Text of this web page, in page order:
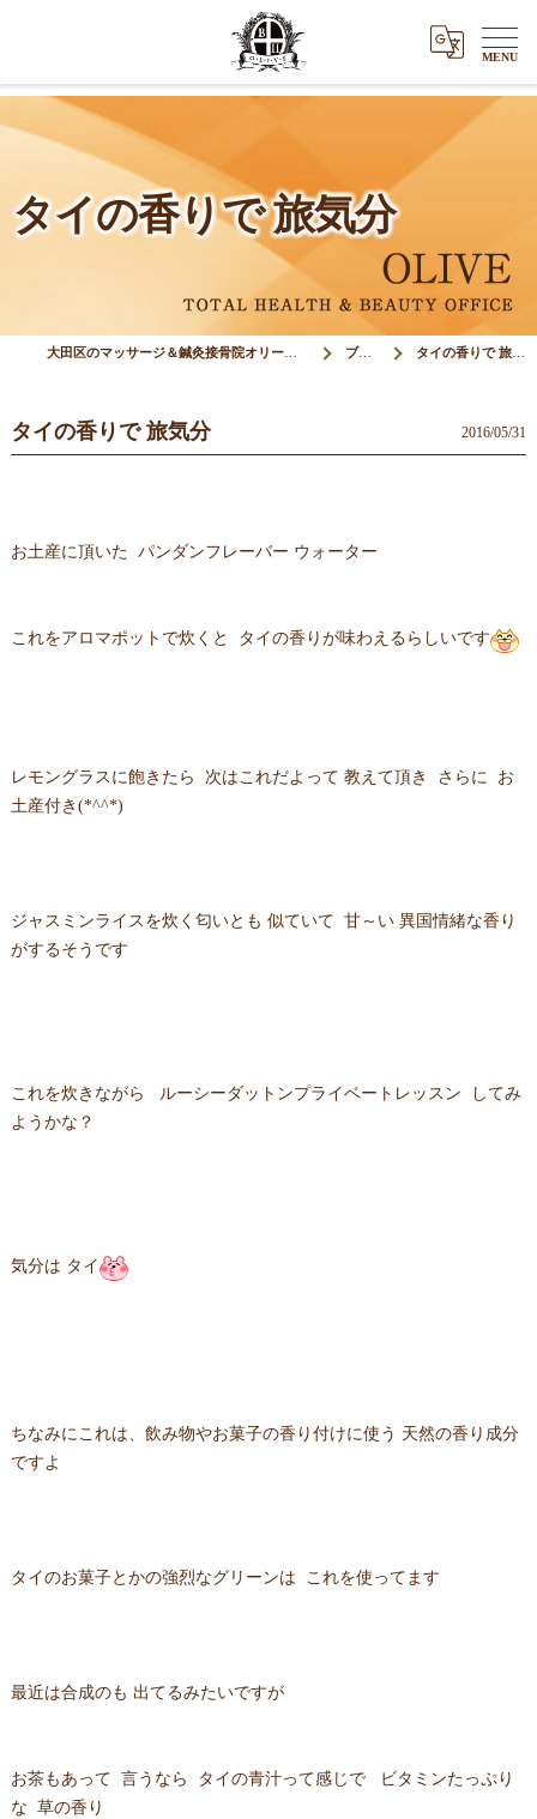
タイの香りで 旅気分
大田区のマッサージ＆鍼灸接骨院オリーブ(Olive) ブログ タイの香りで 旅気分
タイの香りで 旅気分 2016/05/31
お土産に頂いた パンダンフレーバー ウォーター
これをアロマポットで炊くと タイの香りが味わえるらしいです
レモングラスに飽きたら 次はこれだよって 教えて頂き さらに お
土産付き(*^^*)
ジャスミンライスを炊く匂いとも 似ていて 甘～い 異国情緒な香り
がするそうです
これを炊きながら ルーシーダットンプライベートレッスン してみ
ようかな？
気分は タイ
ちなみにこれは、飲み物やお菓子の香り付けに使う 天然の香り成分
ですよ
タイのお菓子とかの強烈なグリーンは これを使ってます
最近は合成のも 出てるみたいですが
お茶もあって 言うなら タイの青汁って感じで ビタミンたっぷり
な 草の香り